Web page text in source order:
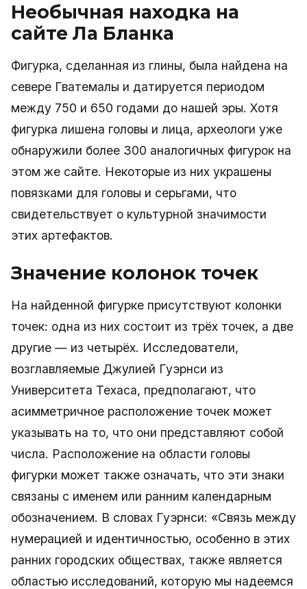
Необычная находка на
сайте Ла Бланка
Фигурка, сделанная из глины, была найдена на
севере Гватемалы и датируется периодом
между 750 и 650 годами до нашей эры. Хотя
фигурка лишена головы и лица, археологи уже
обнаружили более 300 аналогичных фигурок на
этом же сайте. Некоторые из них украшены
повязками для головы и серьгами, что
свидетельствует о культурной значимости
этих артефактов.
Значение колонок точек
На найденной фигурке присутствуют колонки
точек: одна из них состоит из трёх точек, а две
другие — из четырёх. Исследователи,
возглавляемые Джулией Гуэрнси из
Университета Техаса, предполагают, что
асимметричное расположение точек может
указывать на то, что они представляют собой
числа. Расположение на области головы
фигурки может также означать, что эти знаки
связаны с именем или ранним календарным
обозначением. В словах Гуэрнси: «Связь между
нумерацией и идентичностью, особенно в этих
ранних городских обществах, также является
областью исследований, которую мы надеемся